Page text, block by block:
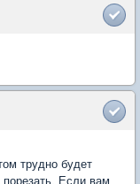
трудно будет
порезать. Если вам